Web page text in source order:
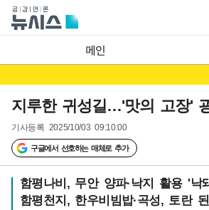
메인
지루한 귀성길…'맛의 고장'
기사등록 2025/10/03 09:10:00
구글에서 선호하는 매체로 추가
함평나비, 무안 양파·낙지 활용 '낙
함평천지, 한우비빔밥·곡성, 토란